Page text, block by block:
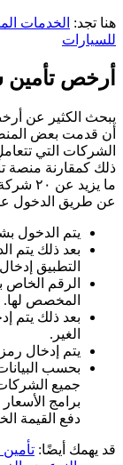
هنا تجد: الخدمات
للسيارات
أرخص تأمين
يبحث الكثير عن
أن قدمت بعض
الشركات التي
ذلك كمقارنة منصة
ما
عن طريق الدخول
يتم الدخول
بعد ذلك يتم
التطبيق
الرقم الخاص
المخصص لها.
بعد ذلك يتم
الغير.
يتم إدخال
بحسب
جميع
برامج
دفع القيمة
قد يهمك أيضًا: